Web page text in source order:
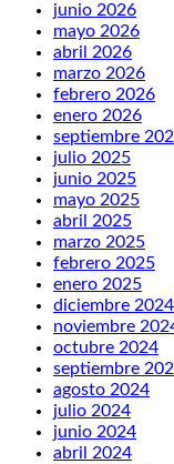
junio 2026
mayo 2026
abril 2026
marzo 2026
febrero 2026
enero 2026
septiembre
julio 2025
junio 2025
mayo 2025
abril 2025
marzo 2025
febrero 2025
enero 2025
diciembre 2024
noviembre
octubre 2024
septiembre
agosto 2024
julio 2024
junio 2024
abril 2024